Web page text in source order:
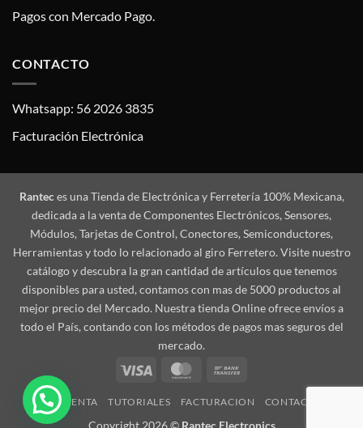
Pagos con Mercado Pago.
CONTACTO
Whatsapp: 56 2026 3835
Facturación Electrónica
Ranteces una Tienda de Electrónica y Ferretería 100% Mexicana,
dedicada a la venta de Componentes Electrónicos, Sensores,
Módulos, Tarjetas de Control, Conectores, Semiconductores,
Herramientas y todo lo relacionado al giro Ferretero. Visite nuestro
catálogo y descubra la gran cantidad de artículos que tenemos
disponibles para usted, contamos con mas de 5000 productos al
mejor precio del Mercado. Nuestra tienda Online ofrece envíos a
todo el País, contando con los métodos de pagos mas seguros del
mercado.
Visa
MasterCard
MI CUENTA TUTORIALES FACTURACION CONTACTO
Copyright 2026 © Rantec Electronics